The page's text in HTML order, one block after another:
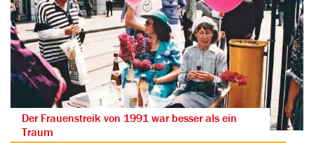
Der Frauenstreik von 1991 war besser als ein
Traum